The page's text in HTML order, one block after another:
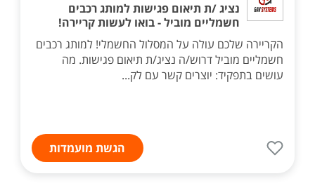
נציג /ת תיאום פגישות למותג רכבים
חשמליים מוביל - בואו לעשות קריירה!
הקריירה שלכם עולה על המסלול החשמלי! למותג רכבים
חשמליים מוביל דרוש/ה נציג/ת תיאום פגישות. מה
עושים בתפקיד: יוצרים קשר עם לק...
הגשת מועמדות